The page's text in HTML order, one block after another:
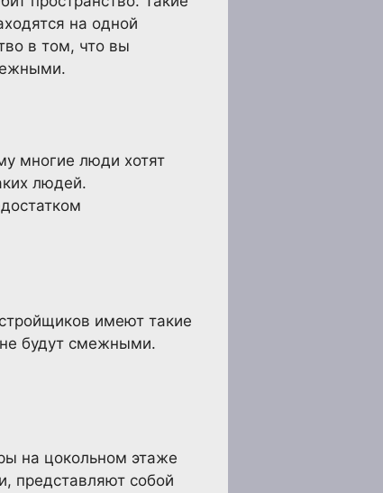
на одной
в том, что вы
многие люди хотят
людей.
имеют такие
не будут смежными.
на цокольном этаже
представляют собой